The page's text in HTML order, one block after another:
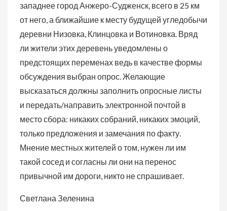
западнее город Анжеро-Судженск, всего в 25 км
от него, а ближайшие к месту будущей угледобычи
деревни Низовка, Клинцовка и Вотиновка. Вряд
ли жители этих деревень уведомлены о
предстоящих переменах ведь в качестве формы
обсуждения выбран опрос. Желающие
высказаться должны заполнить опросные листы
и передать/направить электронной почтой в
место сбора: никаких собраний, никаких эмоций,
только предложения и замечания по факту.
Мнение местных жителей о том, нужен ли им
такой сосед и согласны ли они на перенос
привычной им дороги, никто не спрашивает.
Светлана Зеленина